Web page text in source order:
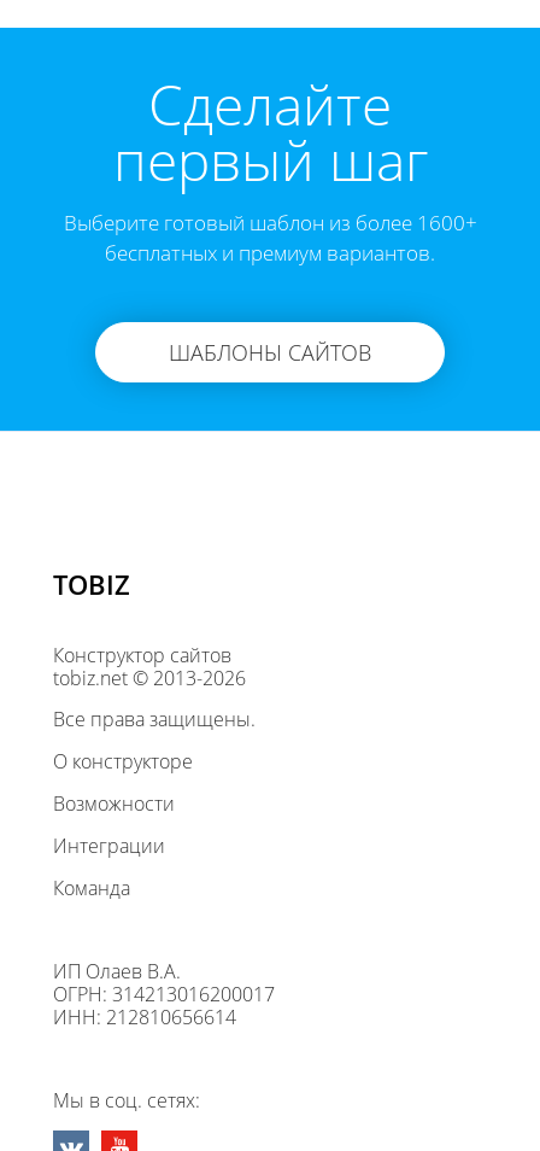
Cделайте
первый шаг
Выберите готовый шаблон из более 1600+
бесплатных и премиум вариантов.
ШАБЛОНЫ САЙТОВ
TOBIZ
Конструктор сайтов
tobiz.net © 2013-2026
Все права защищены.
О конструкторе
Возможности
Интеграции
Команда
ИП Олаев В.А.
ОГРН: 314213016200017
ИНН: 212810656614
Мы в соц. сетях: